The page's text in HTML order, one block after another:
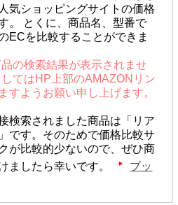
気ショッピングサイトの価格
。 とくに、商品名、型番で
ECを比較することができま
の検索結果が表示されませ
てはHP上部のAMAZONリン
すようお願い申し上げます。
検索されました商品は「リア
です。そのためで価格比較サ
が比較的少ないので、ぜひ商
ましたら幸いです。
ブッ